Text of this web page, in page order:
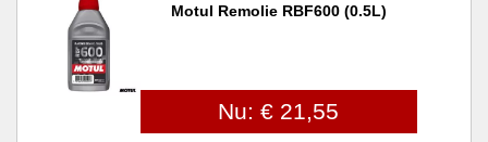
Motul Remolie RBF600 (0.5L)
Nu: € 21,55